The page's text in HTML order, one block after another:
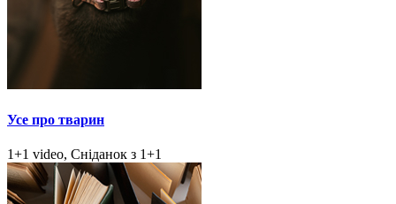
Усе про тварин
1+1 video, Сніданок з 1+1